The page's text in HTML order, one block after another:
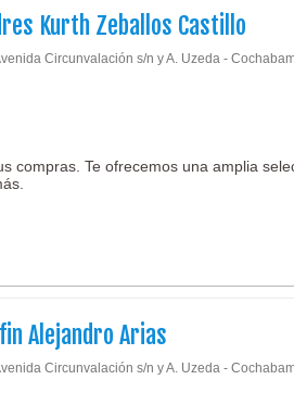
Kurth Zeballos Castillo
Circunvalación s/n y A. Uzeda -
compras. Te ofrecemos una amplia
Alejandro Arias
Circunvalación s/n y A. Uzeda -